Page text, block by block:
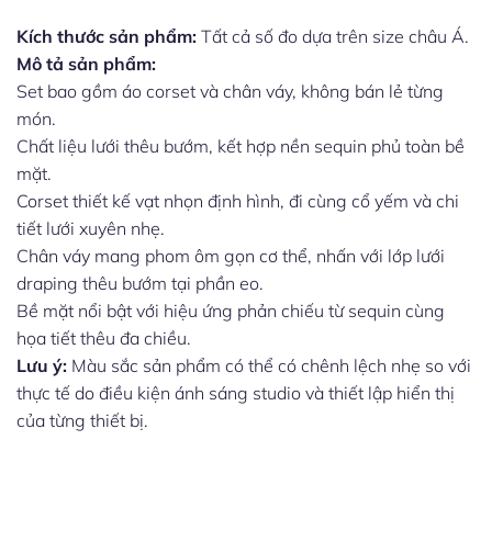
Kích thước sản phẩm: Tất cả số đo dựa trên size châu Á.
Mô tả sản phẩm:
Set bao gồm áo corset và chân váy, không bán lẻ từng
món.
Chất liệu lưới thêu bướm, kết hợp nền sequin phủ toàn bề
mặt.
Corset thiết kế vạt nhọn định hình, đi cùng cổ yếm và chi
tiết lưới xuyên nhẹ.
Chân váy mang phom ôm gọn cơ thể, nhấn với lớp lưới
draping thêu bướm tại phần eo.
Bề mặt nổi bật với hiệu ứng phản chiếu từ sequin cùng
họa tiết thêu đa chiều.
Lưu ý: Màu sắc sản phẩm có thể có chênh lệch nhẹ so với
thực tế do điều kiện ánh sáng studio và thiết lập hiển thị
của từng thiết bị.